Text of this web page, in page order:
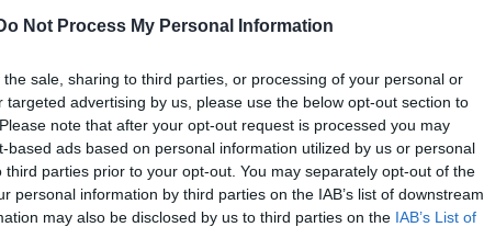
Not Process My Personal Information
sale, sharing to third parties, or processing of your personal or
targeted advertising by us, please use the below opt-out section to
note that after your opt-out request is processed you may
based ads based on personal information utilized by us or personal
third parties prior to your opt-out. You may separately opt-out of the
personal information by third parties on the IAB’s list of downstream
may also be disclosed by us to third parties on the IAB’s List of
Sierra Cosworth ... – i
Fordmodeller från 1940-